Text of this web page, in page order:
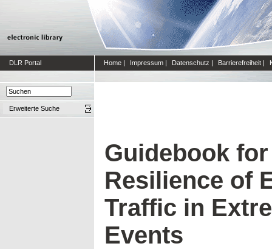
DLR Portal Home | Impressum | Datenschutz | Barrierefreiheit |
Erweiterte Suche
Guidebook
Resilience of
Traffic in
Events